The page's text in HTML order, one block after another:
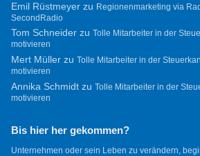
Emil Rüstmeyerzu Regionenmarketing via
SecondRadio
Tom Schneiderzu Tolle Mitarbeiter in der
motivieren
Mert Müllerzu Tolle Mitarbeiter in der
motivieren
Annika Schmidtzu Tolle Mitarbeiter in der
motivieren
Bis hier her gekommen?
Unternehmen oder sein Leben zu verändern,